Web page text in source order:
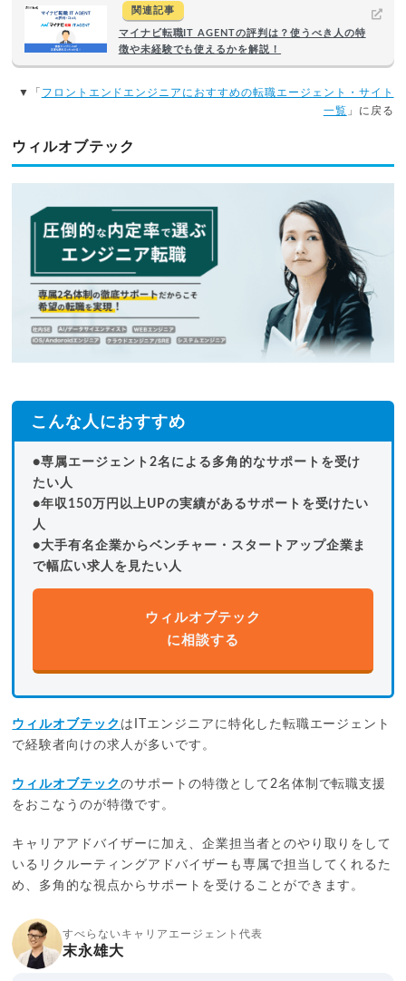
関連記事
マイナビ転職IT AGENTの評判は？使うべき人の特
徴や未経験でも使えるかを解説！
▼「 フロントエンドエンジニアにおすすめの転職エージェント・サイト
一覧 」に戻る
ウィルオブテック
こんな人におすすめ
●専属エージェント2名による多角的なサポートを受け
たい人
●年収150万円以上UPの実績があるサポートを受けたい
人
●大手有名企業からベンチャー・スタートアップ企業ま
で幅広い求人を見たい人
ウィルオブテック
に相談する
ウィルオブテック はITエンジニアに特化した転職エージェント
で経験者向けの求人が多いです。
ウィルオブテックのサポートの特徴として2名体制で転職支援
をおこなうのが特徴です。
キャリアアドバイザーに加え、企業担当者とのやり取りをして
いるリクルーティングアドバイザーも専属で担当してくれるた
め、多角的な視点からサポートを受けることができます。
すべらないキャリアエージェント代表
末永雄大